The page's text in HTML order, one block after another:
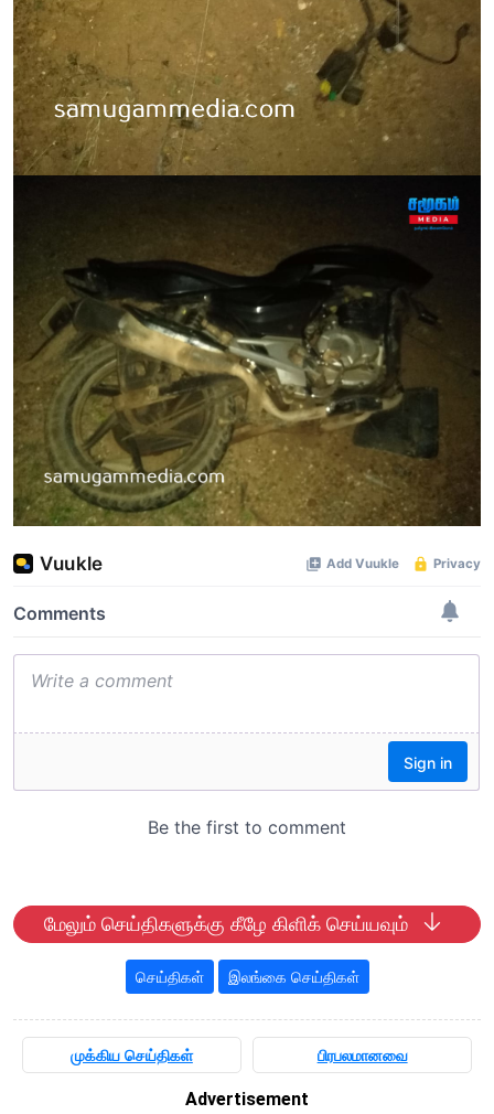
மேலும் செய்திகளுக்கு கீழே கிளிக் செய்யவும்
செய்திகள் இலங்கை செய்திகள்
முக்கிய செய்திகள் பிரபலமானவை
Advertisement